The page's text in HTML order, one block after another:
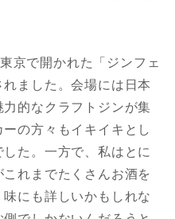
京で開かれた「ジンフェ
ました。会場には日本
的なクラフトジンが集
の方々もイキイキとし
た。一方で、私はとに
れまでたくさんお酒を
にも詳しいかもしれな